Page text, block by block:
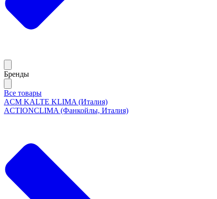
Бренды
Все товары
ACM KALTE KLIMA (Италия)
ACTIONCLIMA (Фанкойлы, Италия)